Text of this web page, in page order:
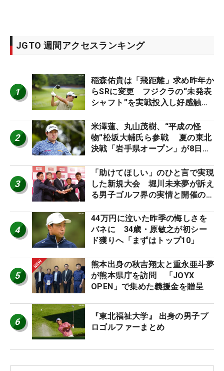
JGTO 週間アクセスランキング
1
稲森佑貴は「飛距離」求め昨年か
らSRに変更 フジクラの“未発表
シャフト”を実戦投入し好感触
ーのヒトネタ！】
2
米澤蓮、丸山茂樹、“平成の怪
物”松坂大輔氏ら参戦 夏の東北
決戦「岩手県オープン」が8日開
3
「助けてほしい」のひと言で実現
した新規大会 堀川未来夢が訴え
る男子ゴルフ界の実情と開催の舞
4
44万円に泣いた昨季の悔しさを
バネに 34歳・原敏之が初シー
ド獲りへ「まずはトップ10」
5
熊本出身の秋吉翔太と重永亜斗夢
が熊本県庁を訪問 「JOYX
OPEN」で集めた義援金を贈呈
6
『東北福祉大学』 出身の男子プ
ロゴルファーまとめ